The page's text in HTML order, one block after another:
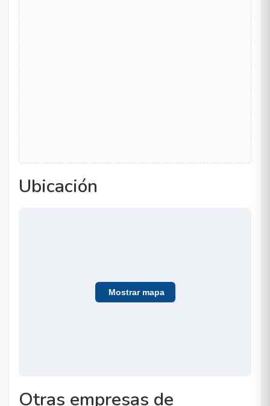
Ubicación
Mostrar mapa
Otras empresas de